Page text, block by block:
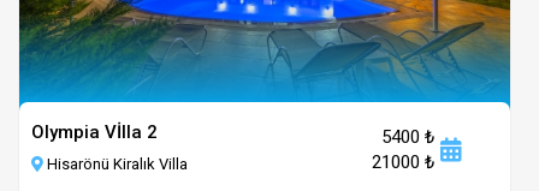
Olympia Vİlla 2
Hisarönü Kiralık Villa
5400 ₺
21000 ₺